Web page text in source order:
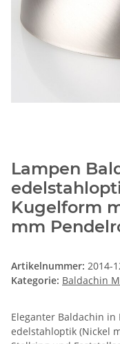
Lampen
Kugelform
mm
Artikelnummer: 2014-
Kategorie: Baldachin
Eleganter Baldachin
edelstahloptik (Nickel